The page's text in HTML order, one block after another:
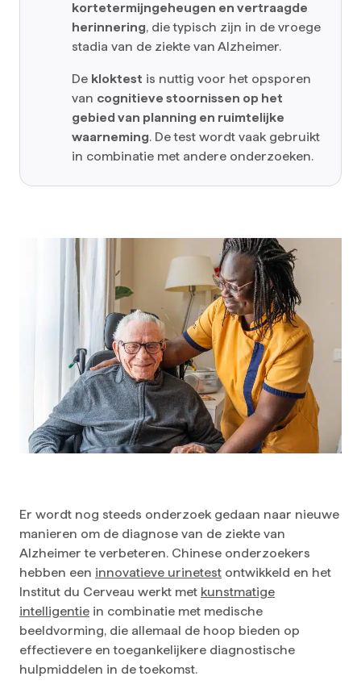
kortetermijngeheugen en vertraagde
herinnering, die typisch zijn in de vroege
stadia van de ziekte van Alzheimer.
De kloktest is nuttig voor het opsporen
van cognitieve stoornissen op het
gebied van planning en ruimtelijke
waarneming. De test wordt vaak gebruikt
in combinatie met andere onderzoeken.
Er wordt nog steeds onderzoek gedaan naar nieuwe
manieren om de diagnose van de ziekte van
Alzheimer te verbeteren. Chinese onderzoekers
hebben een innovatieve urinetest ontwikkeld en het
Institut du Cerveau werkt met kunstmatige
intelligentie in combinatie met medische
beeldvorming, die allemaal de hoop bieden op
effectievere en toegankelijkere diagnostische
hulpmiddelen in de toekomst.